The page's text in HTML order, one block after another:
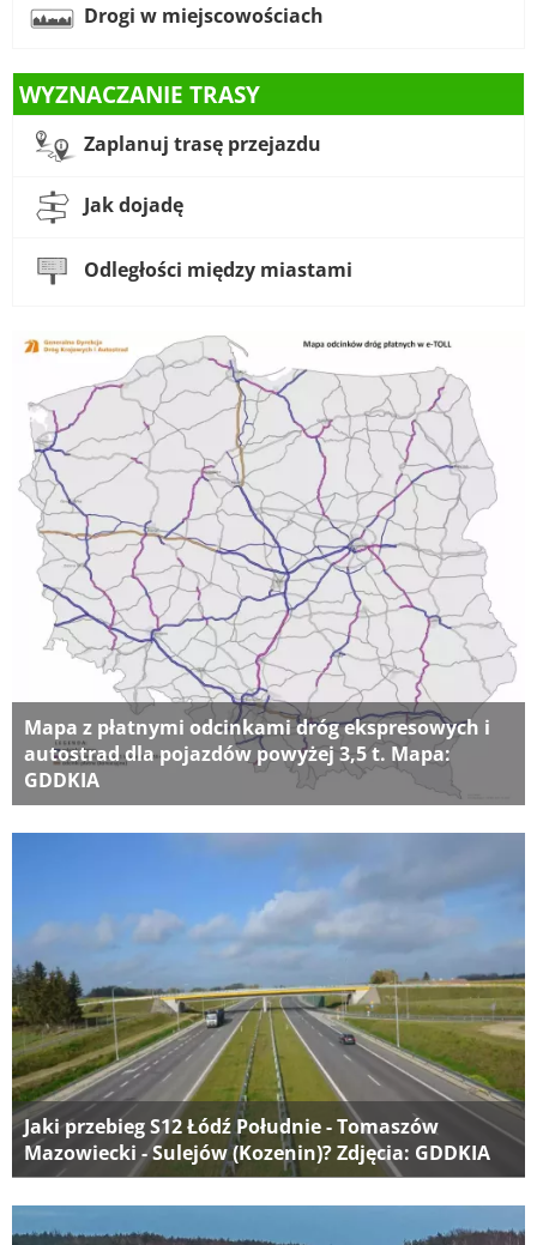
Drogi w miejscowościach
WYZNACZANIE TRASY
Zaplanuj trasę przejazdu
Jak dojadę
Odległości między miastami
Mapa z płatnymi odcinkami dróg ekspresowych i
autostrad dla pojazdów powyżej 3,5 t. Mapa:
GDDKIA
Jaki przebieg S12 Łódź Południe - Tomaszów
Mazowiecki - Sulejów (Kozenin)? Zdjęcia: GDDKIA